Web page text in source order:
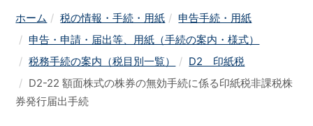
ホーム 税の情報・手続・用紙
申告手続・用紙
申告・申請・届出等、用紙（手続の案内・様式）
税務手続の案内（税目別一覧）
D2 印紙税
D2-22 額面株式の株券の無効手続に係る印紙税非課税株
券発行届出手続